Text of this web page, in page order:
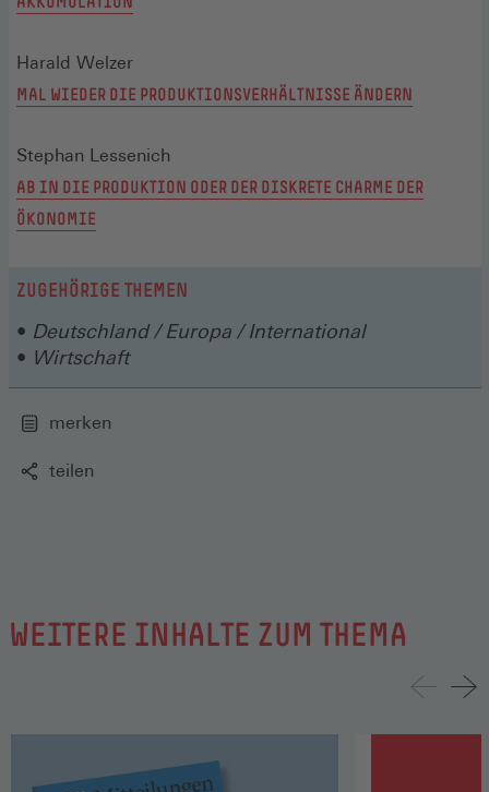
Harald Welzer
MAL WIEDER DIE PRODUKTIONSVERHÄLTNISSE ÄNDERN
Stephan Lessenich
AB IN DIE PRODUKTION ODER DER DISKRETE CHARME DER
ÖKONOMIE
ZUGEHÖRIGE THEMEN
Deutschland / Europa / International
Wirtschaft
merken
teilen
WEITERE INHALTE ZUM THEMA